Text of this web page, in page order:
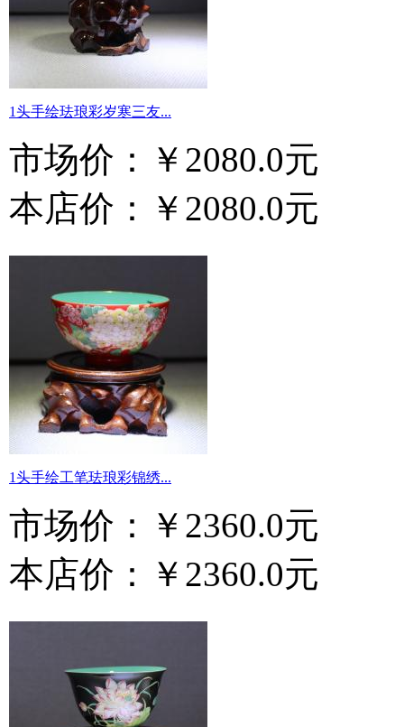
1头手绘珐琅彩岁寒三友...
市场价：
￥2080.0元
本店价：
￥2080.0元
1头手绘工笔珐琅彩锦绣...
市场价：
￥2360.0元
本店价：
￥2360.0元